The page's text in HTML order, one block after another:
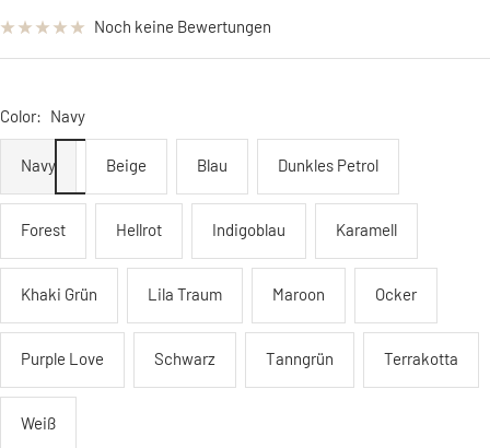
Noch keine Bewertungen
Color: Navy
Navy Beige Blau Dunkles Petrol
Forest Hellrot Indigoblau Karamell
Khaki Grün Lila Traum Maroon Ocker
Purple Love Schwarz Tanngrün Terrakotta
Weiß